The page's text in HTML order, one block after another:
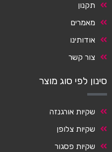
תקנון
מאמרים
אודותינו
צור קשר
סינון לפי סוג מוצר
שקיות אורגנזה
שקיות צלופן
שקיות פסגור